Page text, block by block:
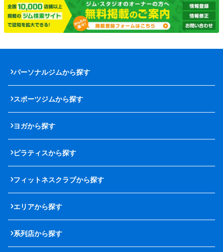
パーソナルジムから探す
スポーツジムから探す
ヨガから探す
ピラティスから探す
フィットネスクラブから探す
エリアから探す
系列店から探す